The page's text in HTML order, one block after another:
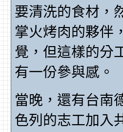
要清洗的食材，
掌火烤肉的夥伴
覺，但這樣的分
有一份參與感。
當晚，還有台南
色列的志工加入